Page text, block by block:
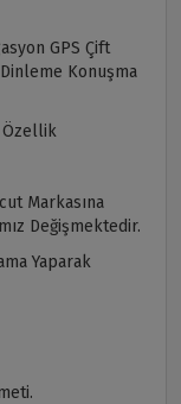
GPS Çift
Konuşma
Özellik
Markasına
Değişmektedir.
Yaparak